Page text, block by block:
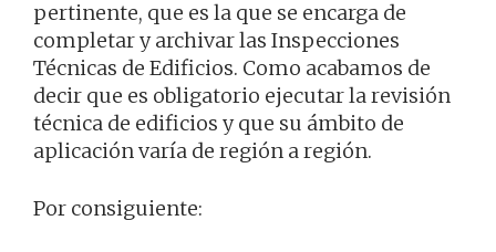
pertinente, que es la que se encarga de
completar y archivar las Inspecciones
Técnicas de Edificios. Como acabamos de
decir que es obligatorio ejecutar la revisión
técnica de edificios y que su ámbito de
aplicación varía de región a región.
Por consiguiente: